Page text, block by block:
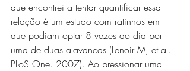
que encontrei a tentar quantificar essa
relação é um estudo com ratinhos em
que podiam optar 8 vezes ao dia por
uma de duas alavancas (Lenoir M, et al.
PLoS One. 2007). Ao pressionar uma